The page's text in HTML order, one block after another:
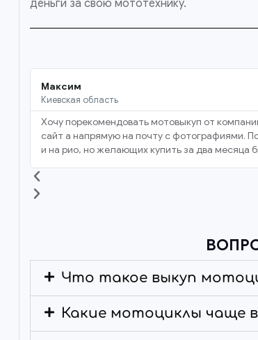
деньги за свою мототехнику.
Максим
Киевская область
Хочу порекомендовать мотовыкуп от
сайт а напрямую на почту с фотографиями.
и на рио, но желающих купить за два месяца
Что такое выкуп
Какие мотоциклы чаще